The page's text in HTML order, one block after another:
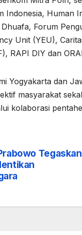
Indonesia, Human
Forum
Unit (YEU),
RAPI DIY dan
Yogyakarta dan
masyarakat
kolaborasi
Tegaskan